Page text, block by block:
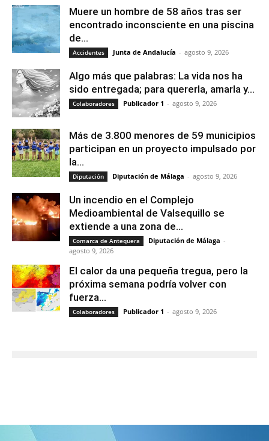
Muere un hombre de 58 años tras ser
encontrado inconsciente en una piscina
de...
Accidentes Junta de Andalucía - agosto 9, 2026
Algo más que palabras: La vida nos ha
sido entregada; para quererla, amarla y...
Colaboradores Publicador 1 - agosto 9, 2026
Más de 3.800 menores de 59 municipios
participan en un proyecto impulsado por
la...
Diputación Diputación de Málaga - agosto 9, 2026
Un incendio en el Complejo
Medioambiental de Valsequillo se
extiende a una zona de...
Comarca de Antequera Diputación de Málaga -
agosto 9, 2026
El calor da una pequeña tregua, pero la
próxima semana podría volver con
fuerza...
Colaboradores Publicador 1 - agosto 9, 2026